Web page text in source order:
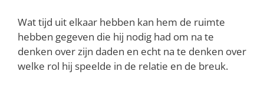
Wat tijd uit elkaar hebben kan hem de ruimte
hebben gegeven die hij nodig had om na te
denken over zijn daden en echt na te denken over
welke rol hij speelde in de relatie en de breuk.